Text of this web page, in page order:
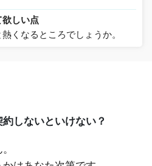
しい点
くなるところでしょうか。
しないといけない？